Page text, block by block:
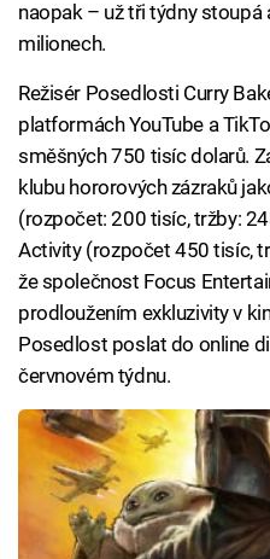
naopak – už tři týdny stoupá
milionech.
Režisér Posedlosti Curry
platformách YouTube a
směšných 750 tisíc dolarů.
klubu hororových zázraků
(rozpočet: 200 tisíc, tržby:
Activity (rozpočet 450 tisíc,
že společnost Focus
prodloužením exkluzivity v
Posedlost poslat do online
červnovém týdnu.